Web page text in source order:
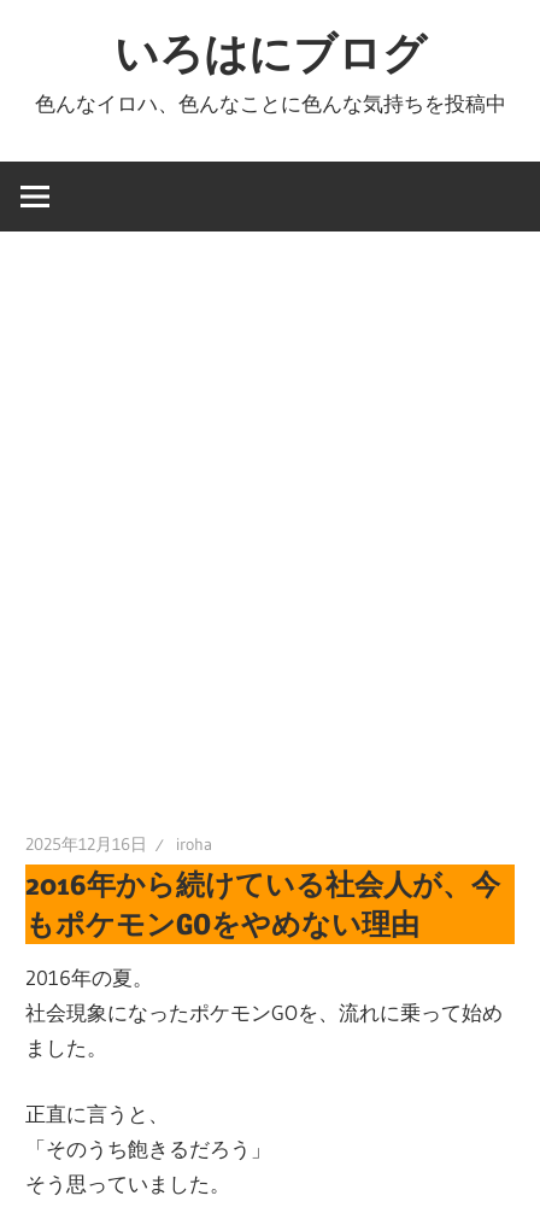
ツ
ス
いろはにブログ
色んなイロハ、色んなことに色んな気持ちを投稿中
2025年12月16日 iroha
2016年から続けている社会人が、今
もポケモンGOをやめない理由
2016年の夏。
社会現象になったポケモンGOを、流れに乗って始め
ました。
正直に言うと、
「そのうち飽きるだろう」
そう思っていました。